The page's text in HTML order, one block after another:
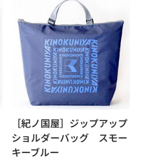
［紀ノ国屋］ジップアップ
ショルダーバッグ スモー
キーブルー